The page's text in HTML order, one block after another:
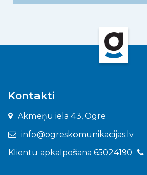
Kontakti
Akmeņu iela 43, Ogre
info@ogreskomunikacijas.lv
Klientu apkalpošana 65024190